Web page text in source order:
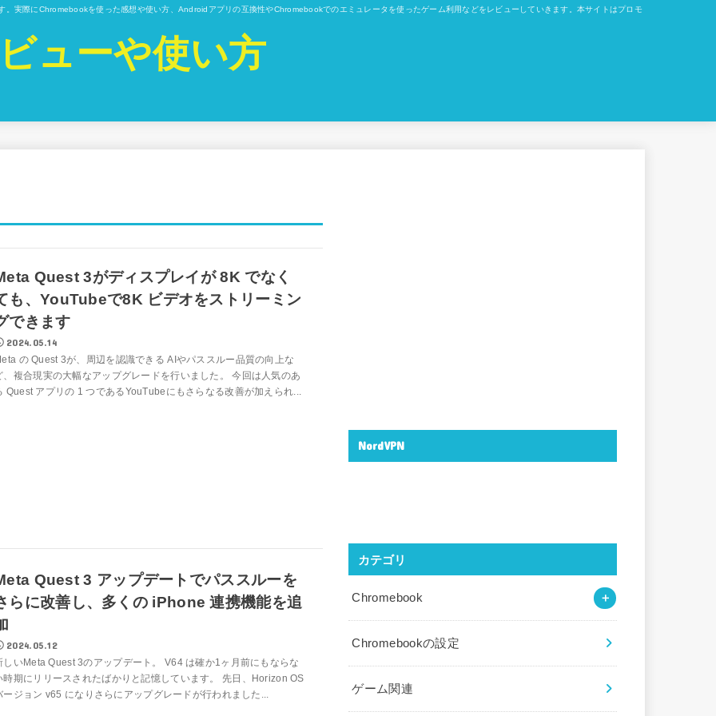
実際にChromebookを使った感想や使い方、Androidアプリの互換性やChromebookでのエミュレータを使ったゲーム利用などをレビューしていきます。本サイトはプロモ
ューや使い方
Quest 3がディスプレイが 8K でなく
も、YouTubeで8K ビデオをストリーミン
できます
2024.05.14
の Quest 3が、周辺を認識できる AIやパススルー品質の向上な
、複合現実の大幅なアップグレードを行いました。 今回は人気のあ
Quest アプリの 1 つであるYouTubeにもさらなる改善が加えられ...
Quest 3 アップデートでパススルーを
らに改善し、多くの iPhone 連携機能を追
2024.05.12
しいMeta Quest 3のアップデート。 V64 は確か1ヶ月前にもならな
時期にリリースされたばかりと記憶しています。 先日、Horizo​​n OS
ージョン v65 になりさらにアップグレードが行われました...
NordVPN
カテゴリ
Chromebook
Chromebookの設定
ゲーム関連